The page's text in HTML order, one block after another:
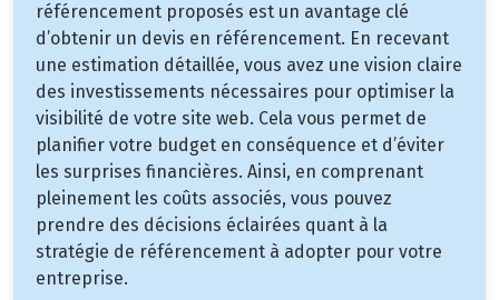
référencement proposés est un avantage clé
d’obtenir un devis en référencement. En recevant
une estimation détaillée, vous avez une vision claire
des investissements nécessaires pour optimiser la
visibilité de votre site web. Cela vous permet de
planifier votre budget en conséquence et d’éviter
les surprises financières. Ainsi, en comprenant
pleinement les coûts associés, vous pouvez
prendre des décisions éclairées quant à la
stratégie de référencement à adopter pour votre
entreprise.